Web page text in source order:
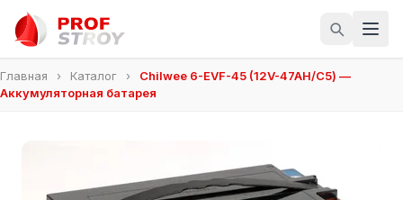
Главная › Каталог ›
Chilwee 6-EVF-45 (12V-47AH/С5) —
Аккумуляторная батарея